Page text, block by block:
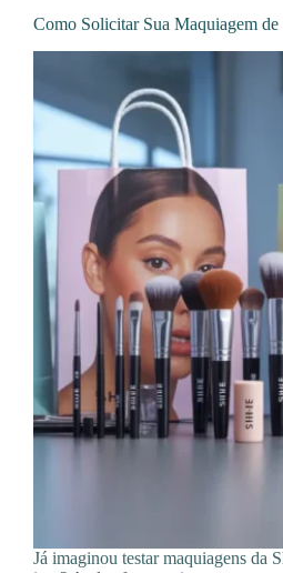
Como Solicitar Sua Maquiagem de
Já imaginou testar maquiagens da